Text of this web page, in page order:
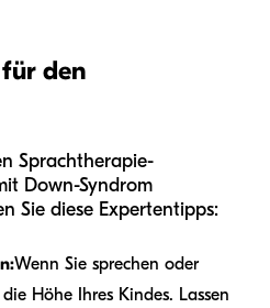
den
Sprachtherapie-
Down-Syndrom
Sie diese Expertentipps:
Wenn Sie sprechen oder
Höhe Ihres Kindes. Lassen